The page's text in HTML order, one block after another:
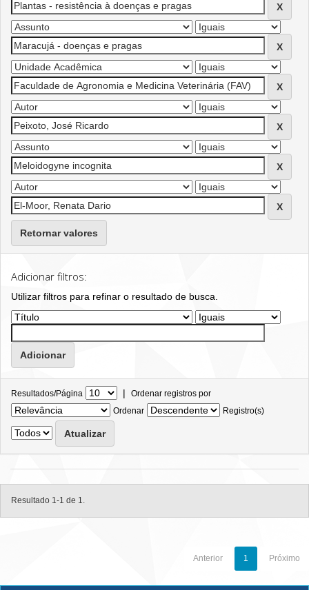
Retornar valores
Adicionar filtros:
Utilizar filtros para refinar o resultado de busca.
Resultados/Página | Ordenar registros por
Ordenar
Registro(s)
Resultado 1-1 de 1.
Anterior 1 Próximo